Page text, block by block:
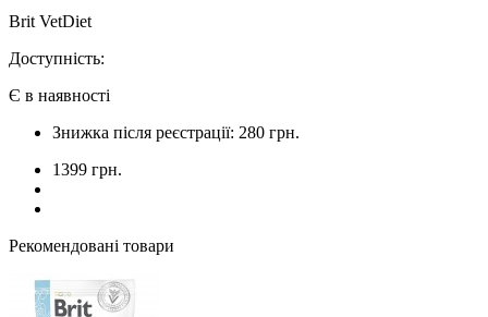
Brit VetDiet
Доступність:
Є в наявності
Знижка після реєстрації: 280 грн.
1399 грн.
Рекомендовані товари